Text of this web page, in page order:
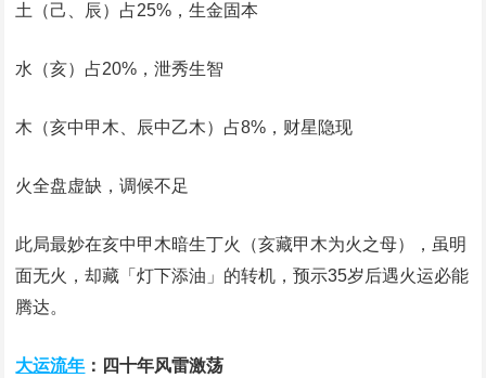
‌土‌（己、辰）占25%，生金固本
‌水‌（亥）占20%，泄秀生智
‌木‌（亥中甲木、辰中乙木）占8%，财星隐现
‌火‌全盘虚缺，调候不足
此局最妙在亥中甲木暗生丁火（亥藏甲木为火之母），虽明
面无火，却藏「灯下添油」的转机，预示35岁后遇火运必能
腾达。
大运流年 ：四十年风雷激荡